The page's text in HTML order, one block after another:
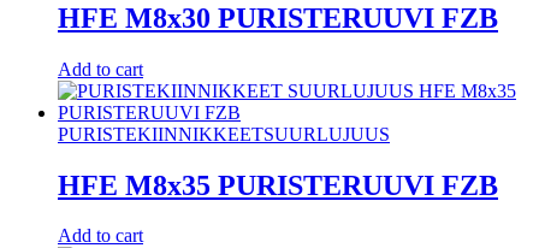
HFE M8x30 PURISTERUUVI FZB
Add to cart
PURISTEKIINNIKKEETSUURLUJUUS
HFE M8x35 PURISTERUUVI FZB
Add to cart